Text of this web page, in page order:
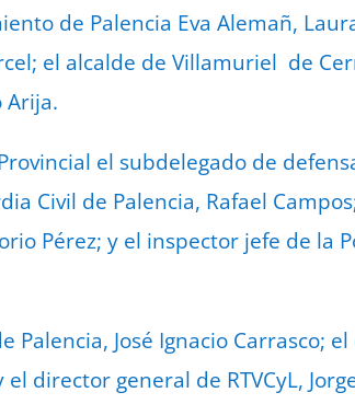
de Palencia Eva Alemañ,
el alcalde de Villamuriel de
Arija.
el subdelegado de
Civil de Palencia, Rafael
Pérez; y el inspector jefe de la
Palencia, José Ignacio Carrasco;
director general de RTVCyL,